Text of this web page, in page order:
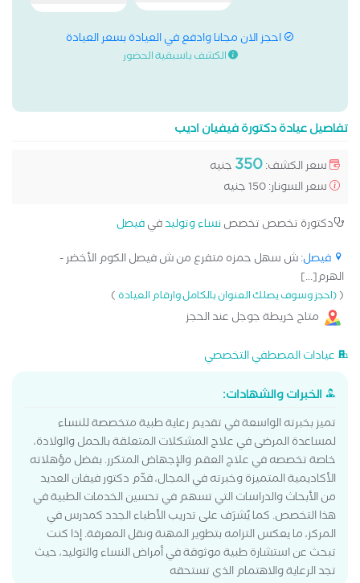
احجز الان مجانا وادفع في العيادة بسعر العيادة
الكشف باسبقية الحضور
تفاصيل عيادة دكتورة فيفيان اديب
سعر الكشف:350 جنيه
سعر السونار: 150 جنيه
دكتورة تخصص تخصصنساء وتوليدفيفيصل
فيصل: ش سهل حمزه متفرع من ش فيصل الكوم الأخضر -
الهرم[...]
((احجز وسوف يصلك العنوان بالكامل وارقام العيادة)
متاح خريطة جوجل عند الحجز
عيادات المصطفي التخصصي
الخبرات والشهادات:
تميز بخبرته الواسعة في تقديم رعاية طبية متخصصة للنساء
لمساعدة المرضى في علاج المشكلات المتعلقة بالحمل والولادة،
خاصة تخصصه في علاج العقم والإجهاض المتكرر. بفضل مؤهلاته
الأكاديمية المتميزة وخبرته في المجال، قدّم دكتور فيفان العديد
من الأبحاث والدراسات التي تسهم في تحسين الخدمات الطبية في
هذا التخصص. كما يُشرَف على تدريب الأطباء الجدد كمدرس في
المركز، ما يعكس التزامه بتطوير المهنة ونقل المعرفة. إذا كنت
تبحث عن استشارة طبية موثوقة في أمراض النساء والتوليد، حيث
تجد الرعاية والاهتمام الذي تستحقه